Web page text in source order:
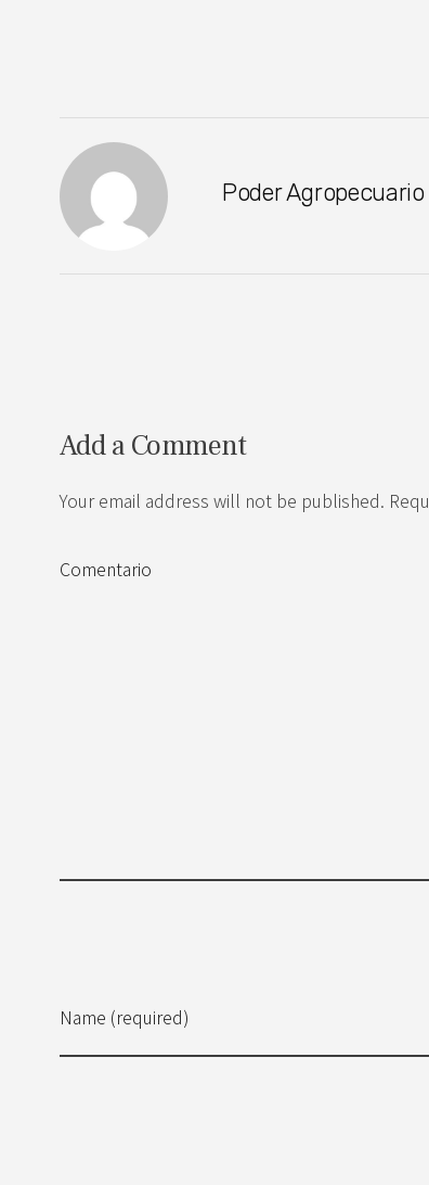
Poder Agropecuario
Add a Comment
Your email address will not be published.
Name (required)
Comentario